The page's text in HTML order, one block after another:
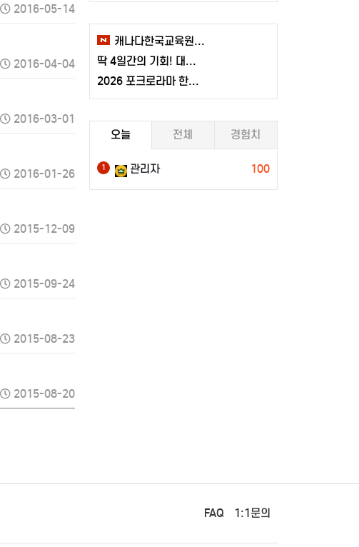
2016-05-14
2016-04-04
2016-03-01
2016-01-26
2015-12-09
2015-09-24
2015-08-23
2015-08-20
캐나다한국교육원, 2026-2027 학년도 한국어 학점반 등록 및 고교생활 설명회 개최
딱 4일간의 기회! 대한항공 20% 역대급 할인 , 7/13(월)까지
2026 포크로라마 한국관 업체 입점 신청 마감일 공고
오늘 전체 경험치
1 관리자 100
FAQ 1:1문의